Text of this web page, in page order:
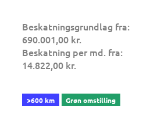
Beskatningsgrundlag fra:
690.001,00 kr.
Beskatning per md. fra:
14.822,00 kr.